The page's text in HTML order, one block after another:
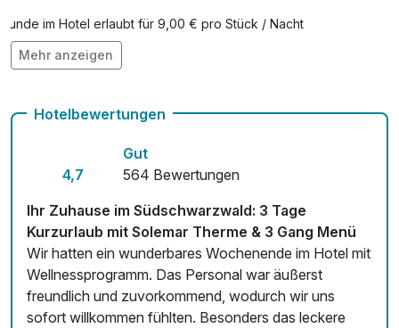
des Lebens und die Ruhe des Schwarzwalds zu genießen.
Hunde im Hotel erlaubt für 9,00 € pro Stück / Nacht
Auch vegetarische Speisen
Mehr anzeigen
Hotelbewertungen
4,7
Gut
564 Bewertungen
Ihr Zuhause im Südschwarzwald: 3 Tage
Kurzurlaub mit Solemar Therme & 3 Gang Menü
Wir hatten ein wunderbares Wochenende im Hotel mit
Wellnessprogramm. Das Personal war äußerst
freundlich und zuvorkommend, wodurch wir uns
sofort willkommen fühlten. Besonders das leckere